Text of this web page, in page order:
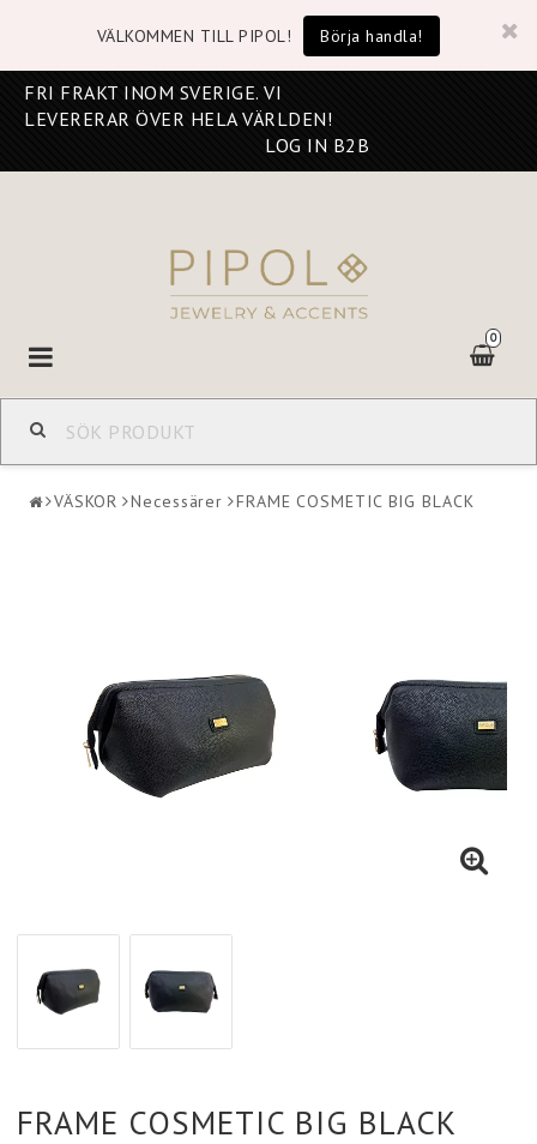
VÄLKOMMEN TILL PIPOL! Börja handla!
FRI FRAKT INOM SVERIGE. VI
LEVERERAR ÖVER HELA VÄRLDEN!
LOG IN B2B
0
Toggle
navigation
VÄSKOR Necessärer FRAME COSMETIC BIG BLACK
FRAME COSMETIC BIG BLACK